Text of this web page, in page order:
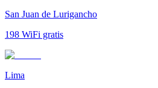
San Juan de Lurigancho
198 WiFi gratis
Lima